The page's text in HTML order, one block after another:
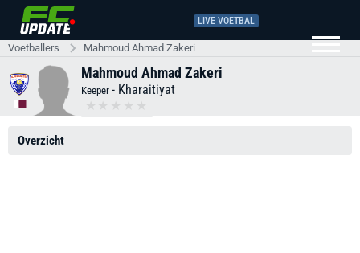
LIVE VOETBAL
Voetballers Mahmoud Ahmad Zakeri
Mahmoud Ahmad Zakeri
Keeper - Kharaitiyat
Overzicht